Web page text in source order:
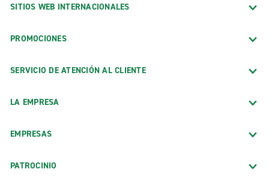
SITIOS WEB INTERNACIONALES
PROMOCIONES
SERVICIO DE ATENCIÓN AL CLIENTE
LA EMPRESA
EMPRESAS
PATROCINIO